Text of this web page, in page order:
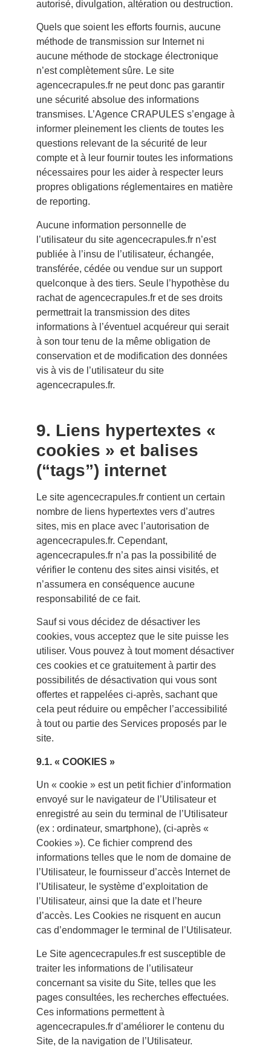
autorisé, divulgation, altération ou destruction.
Quels que soient les efforts fournis, aucune
méthode de transmission sur Internet ni
aucune méthode de stockage électronique
n’est complètement sûre. Le site
agencecrapules.fr ne peut donc pas garantir
une sécurité absolue des informations
transmises. L’Agence CRAPULES s’engage à
informer pleinement les clients de toutes les
questions relevant de la sécurité de leur
compte et à leur fournir toutes les informations
nécessaires pour les aider à respecter leurs
propres obligations réglementaires en matière
de reporting.
Aucune information personnelle de
l’utilisateur du site agencecrapules.fr n’est
publiée à l’insu de l’utilisateur, échangée,
transférée, cédée ou vendue sur un support
quelconque à des tiers. Seule l’hypothèse du
rachat de agencecrapules.fr et de ses droits
permettrait la transmission des dites
informations à l’éventuel acquéreur qui serait
à son tour tenu de la même obligation de
conservation et de modification des données
vis à vis de l’utilisateur du site
agencecrapules.fr.
9. Liens hypertextes «
cookies » et balises
(“tags”) internet
Le site agencecrapules.fr contient un certain
nombre de liens hypertextes vers d’autres
sites, mis en place avec l’autorisation de
agencecrapules.fr. Cependant,
agencecrapules.fr n’a pas la possibilité de
vérifier le contenu des sites ainsi visités, et
n’assumera en conséquence aucune
responsabilité de ce fait.
Sauf si vous décidez de désactiver les
cookies, vous acceptez que le site puisse les
utiliser. Vous pouvez à tout moment désactiver
ces cookies et ce gratuitement à partir des
possibilités de désactivation qui vous sont
offertes et rappelées ci-après, sachant que
cela peut réduire ou empêcher l’accessibilité
à tout ou partie des Services proposés par le
site.
9.1. « COOKIES »
Un « cookie » est un petit fichier d’information
envoyé sur le navigateur de l’Utilisateur et
enregistré au sein du terminal de l’Utilisateur
(ex : ordinateur, smartphone), (ci-après «
Cookies »). Ce fichier comprend des
informations telles que le nom de domaine de
l’Utilisateur, le fournisseur d’accès Internet de
l’Utilisateur, le système d’exploitation de
l’Utilisateur, ainsi que la date et l’heure
d’accès. Les Cookies ne risquent en aucun
cas d’endommager le terminal de l’Utilisateur.
Le Site agencecrapules.fr est susceptible de
traiter les informations de l’utilisateur
concernant sa visite du Site, telles que les
pages consultées, les recherches effectuées.
Ces informations permettent à
agencecrapules.fr d’améliorer le contenu du
Site, de la navigation de l’Utilisateur.